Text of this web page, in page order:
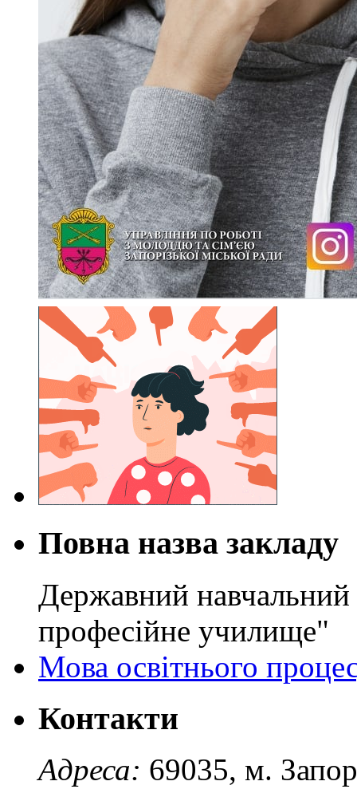
Повна назва закладу
Державний навчальний
професійне училище"
Мова освітнього
Контакти
Адреса: 69035, м.